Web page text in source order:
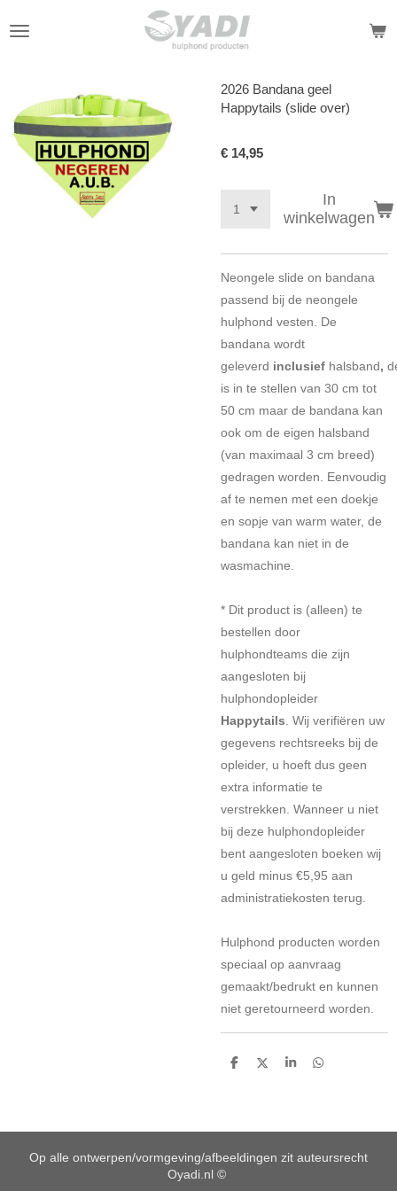
direct
hoofdinhoud
2026 Bandana geel
Happytails (slide over)
€ 14,95
In
winkelwagen
Neongele slide on bandana
passend bij de neongele
hulphond vesten. De
bandana wordt
geleverd inclusief halsband,
is in te stellen van 30 cm tot
50 cm maar de bandana kan
ook om de eigen halsband
(van maximaal 3 cm breed)
gedragen worden. Eenvoudig
af te nemen met een doekje
en sopje van warm water, de
bandana kan niet in de
wasmachine.
* Dit product is (alleen) te
bestellen door
hulphondteams die zijn
aangesloten bij
hulphondopleider
Happytails . Wij verifiëren uw
gegevens rechtsreeks bij de
opleider, u hoeft dus geen
extra informatie te
verstrekken. Wanneer u niet
bij deze hulphondopleider
bent aangesloten boeken wij
u geld minus €5,95 aan
administratiekosten terug.
Hulphond producten worden
speciaal op aanvraag
gemaakt/bedrukt en kunnen
niet geretourneerd worden.
D
D
S
D
Op alle ontwerpen/vormgeving/afbeeldingen zit auteursrecht
Oyadi.nl ©